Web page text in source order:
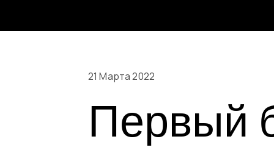
Молодые
21 Марта 2022
Первый